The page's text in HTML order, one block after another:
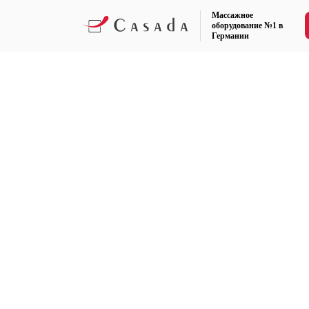
Массажное
оборудование №1 в
Германии